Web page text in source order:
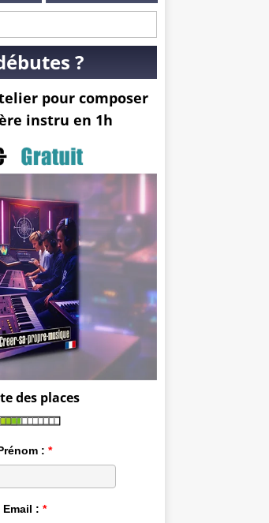
?
pour composer
instru en 1h
des places
:
Email :